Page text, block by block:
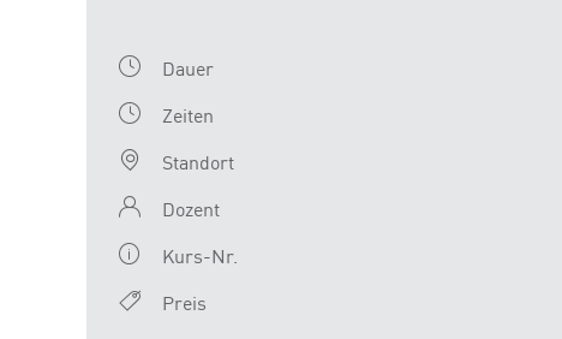
Dauer
Zeiten
Standort
Dozent
Kurs-Nr.
Preis